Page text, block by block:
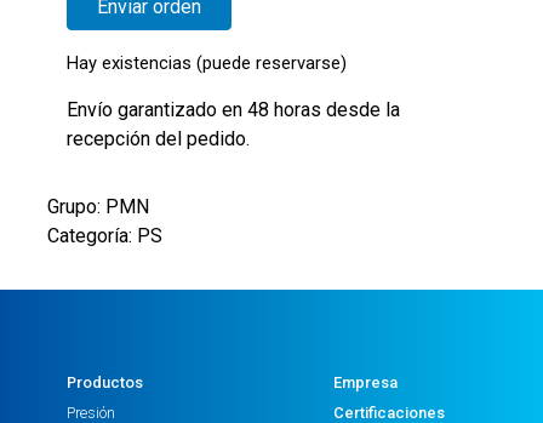
Hay existencias (puede reservarse)
Envío garantizado en 48 horas desde la
recepción del pedido.
Grupo: PMN
Categoría: PS
Productos
Presión
Empresa
Certificaciones